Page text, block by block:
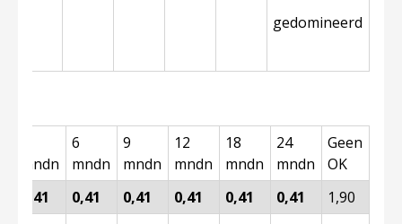
gedomineerd
mndn
6
mndn
9
mndn
12
mndn
18
mndn
24
mndn
Geen
OK
0,41 0,41 0,41 0,41 0,41 0,41
1,90